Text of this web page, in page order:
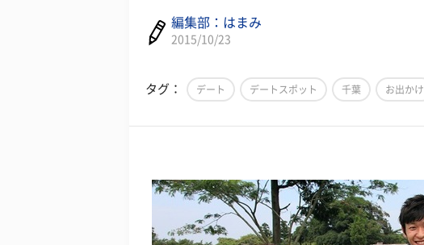
編集部：はまみ
2015/10/23
タグ： デート デートスポット 千葉 お出かけ